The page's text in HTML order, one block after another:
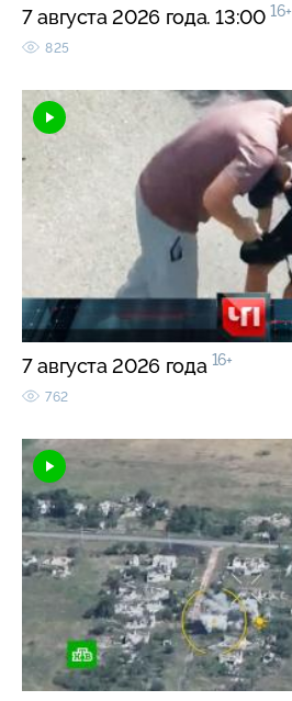
7 августа 2026 года. 13:00 16+
825
7 августа 2026 года 16+
762